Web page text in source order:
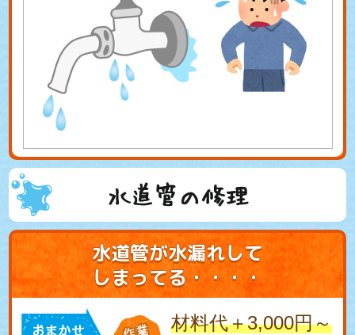
水道管の修理
水道管が水漏れして
しまってる・・・・
材料代＋3,000円～